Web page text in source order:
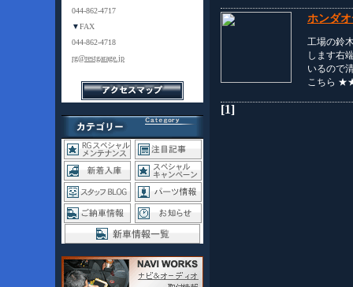
044-862-4717
▼FAX
044-862-4718
rg@restgarage.jp
ホンダ
工場の鈴
します右
いるので
こち
[1]